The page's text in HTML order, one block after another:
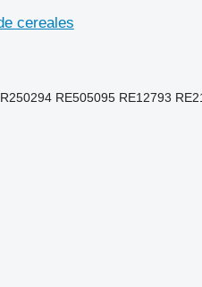
cereales
RE505095 RE12793